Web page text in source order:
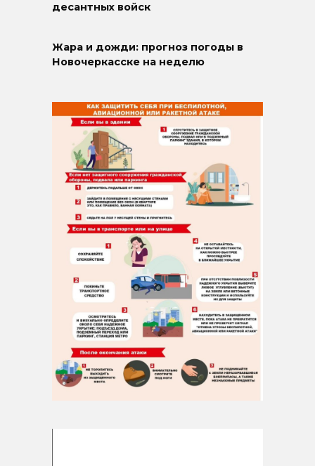
десантных войск
Жара и дожди: прогноз погоды в
Новочеркасске на неделю